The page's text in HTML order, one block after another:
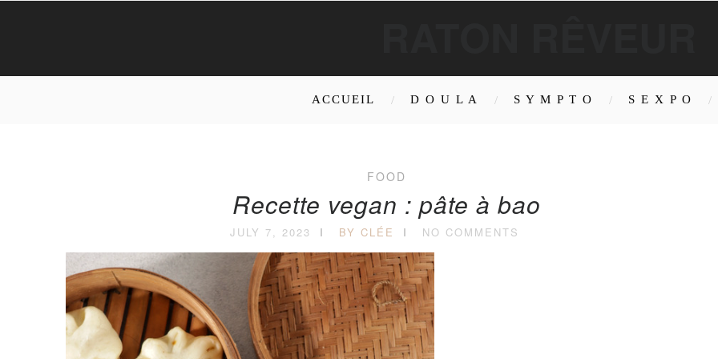
ACCUEIL D O U L A S Y M P T O S E X P O
FOOD
Recette vegan : pâte à bao
JULY 7, 2023 BY CLÉE NO COMMENTS